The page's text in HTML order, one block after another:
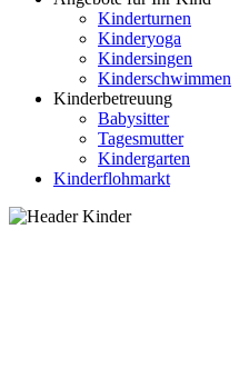
Kinderturnen
Kinderyoga
Kindersingen
Kinderschwimmen
Kinderbetreuung
Babysitter
Tagesmutter
Kindergarten
Kinderflohmarkt